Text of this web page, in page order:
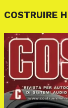
COSTRUIRE